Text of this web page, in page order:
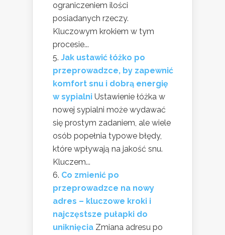
ograniczeniem ilości
posiadanych rzeczy.
Kluczowym krokiem w tym
procesie...
Jak ustawić łóżko po
przeprowadzce, by zapewnić
komfort snu i dobrą energię
w sypialni Ustawienie łóżka w
nowej sypialni może wydawać
się prostym zadaniem, ale wiele
osób popełnia typowe błędy,
które wpływają na jakość snu.
Kluczem...
Co zmienić po
przeprowadzce na nowy
adres – kluczowe kroki i
najczęstsze pułapki do
uniknięcia Zmiana adresu po